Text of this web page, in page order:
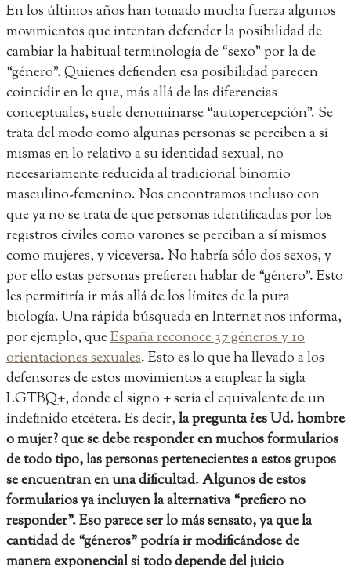
En los últimos años han tomado mucha fuerza algunos
movimientos que intentan defender la posibilidad de
cambiar la habitual terminología de “sexo” por la de
“género”. Quienes defienden esa posibilidad parecen
coincidir en lo que, más allá de las diferencias
conceptuales, suele denominarse “autopercepción”. Se
trata del modo como algunas personas se perciben a sí
mismas en lo relativo a su identidad sexual, no
necesariamente reducida al tradicional binomio
masculino-femenino. Nos encontramos incluso con
que ya no se trata de que personas identificadas por los
registros civiles como varones se perciban a sí mismos
como mujeres, y viceversa. No habría sólo dos sexos, y
por ello estas personas prefieren hablar de “género”. Esto
les permitiría ir más allá de los límites de la pura
biología. Una rápida búsqueda en Internet nos informa,
por ejemplo, queEspaña reconoce 37 géneros y 10
orientaciones sexuales. Esto es lo que ha llevado a los
defensores de estos movimientos a emplear la sigla
LGTBQ+, donde el signo + sería el equivalente de un
indefinido etcétera. Es decir,la pregunta ¿es Ud. hombre
o mujer? que se debe responder en muchos formularios
de todo tipo, las personas pertenecientes a estos grupos
se encuentran en una dificultad. Algunos de estos
formularios ya incluyen la alternativa “prefiero no
responder”. Eso parece ser lo más sensato, ya que la
cantidad de “géneros” podría ir modificándose de
manera exponencial si todo depende del juicio